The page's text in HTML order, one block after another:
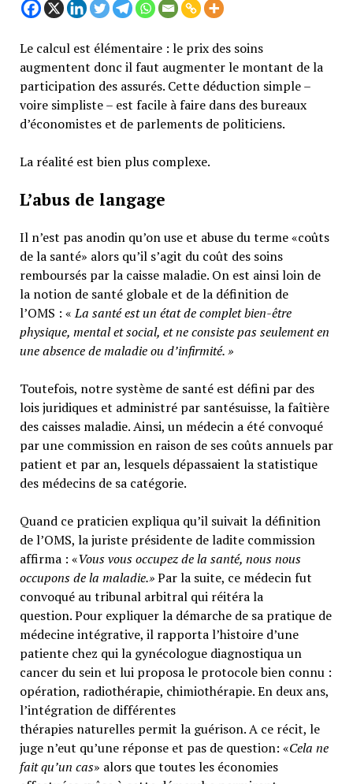
Le calcul est élémentaire : le prix des soins
augmentent donc il faut augmenter le montant de la
participation des assurés. Cette déduction simple –
voire simpliste – est facile à faire dans des bureaux
d’économistes et de parlements de politiciens.
La réalité est bien plus complexe.
L’abus de langage
Il n’est pas anodin qu’on use et abuse du terme «coûts
de la santé» alors qu’il s’agit du coût des soins
remboursés par la caisse maladie. On est ainsi loin de
la notion de santé globale et de la définition de
l’OMS : «La santé est un état de complet bien-être
physique, mental et social, et ne consiste pas seulement en
une absence de maladie ou d’infirmité.»
Toutefois, notre système de santé est défini par des
lois juridiques et administré par santésuisse, la faîtière
des caisses maladie. Ainsi, un médecin a été convoqué
par une commission en raison de ses coûts annuels par
patient et par an, lesquels dépassaient la statistique
des médecins de sa catégorie.
Quand ce praticien expliqua qu’il suivait la définition
de l’OMS, la juriste présidente de ladite commission
affirma : «Vous vous occupez de la santé, nous nous
occupons de la maladie.»Par la suite, ce médecin fut
convoqué au tribunal arbitral qui réitéra la
question. Pour expliquer la démarche de sa pratique de
médecine intégrative, il rapporta l’histoire d’une
patiente chez qui la gynécologue diagnostiqua un
cancer du sein et lui proposa le protocole bien connu :
opération, radiothérapie, chimiothérapie. En deux ans,
l’intégration de différentes
thérapies naturelles permit la guérison. A ce récit, le
juge n’eut qu’une réponse et pas de question: «Cela ne
fait qu’un cas» alors que toutes les économies